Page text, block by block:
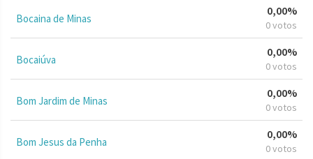
Bocaina de Minas
0,00%
0 votos
Bocaiúva
0,00%
0 votos
Bom Jardim de Minas
0,00%
0 votos
Bom Jesus da Penha
0,00%
0 votos